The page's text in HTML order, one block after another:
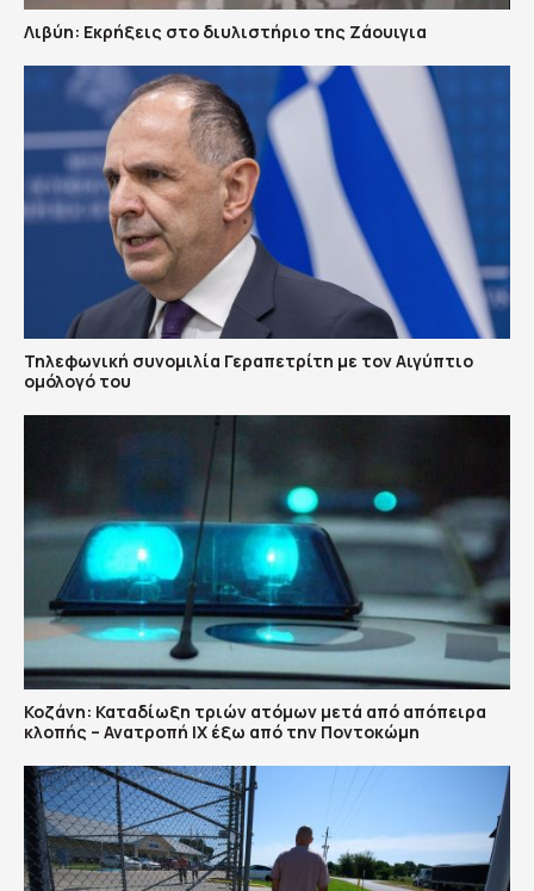
Λιβύη: Εκρήξεις στο διυλιστήριο της Ζάουιγια
Τηλεφωνική συνομιλία Γεραπετρίτη με τον Αιγύπτιο
ομόλογό του
Κοζάνη: Καταδίωξη τριών ατόμων μετά από απόπειρα
κλοπής – Ανατροπή ΙΧ έξω από την Ποντοκώμη